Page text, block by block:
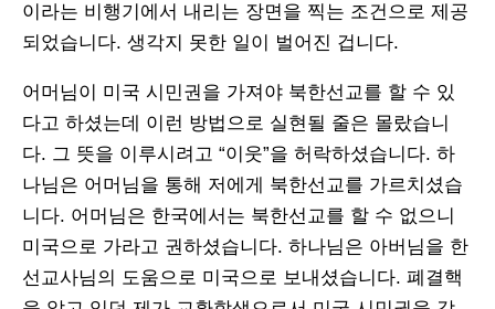
이라는 비행기에서 내리는 장면을 찍는 조건으로 제공
되었습니다. 생각지 못한 일이 벌어진 겁니다.
어머님이 미국 시민권을 가져야 북한선교를 할 수 있
다고 하셨는데 이런 방법으로 실현될 줄은 몰랐습니
다. 그 뜻을 이루시려고 “이웃”을 허락하셨습니다. 하
나님은 어머님을 통해 저에게 북한선교를 가르치셨습
니다. 어머님은 한국에서는 북한선교를 할 수 없으니
미국으로 가라고 권하셨습니다. 하나님은 아버님을 한
선교사님의 도움으로 미국으로 보내셨습니다. 폐결핵